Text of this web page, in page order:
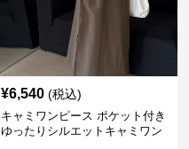
¥6,540 (税込)
キャミワンピース ポケット付き
ゆったりシルエットキャミワン